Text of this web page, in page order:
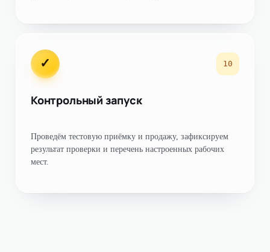
✓ 10
Контрольный запуск
Проведём тестовую приёмку и продажу, зафиксируем
результат проверки и перечень настроенных рабочих
мест.